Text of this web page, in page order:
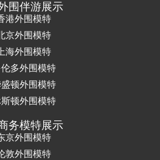
围伴游展示
港外围模特
京外围模特
上海外围模特
伦多外围模特
顿外围模特
顿外围模特
务模特展示
京外围模特
敦外围模特